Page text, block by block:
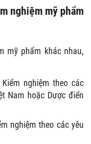
nghiệm mỹ phẩm
mỹ phẩm khác nhau,
nghiệm theo các
Nam hoặc Dược điển
nghiệm theo các yêu